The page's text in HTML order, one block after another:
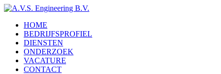
HOME
BEDRIJFSPROFIEL
DIENSTEN
ONDERZOEK
VACATURE
CONTACT